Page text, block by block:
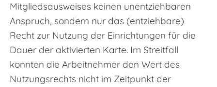
Mitgliedsausweises keinen unentziehbaren
Anspruch, sondern nur das (entziehbare)
Recht zur Nutzung der Einrichtungen für die
Dauer der aktivierten Karte. Im Streitfall
konnten die Arbeitnehmer den Wert des
Nutzungsrechts nicht im Zeitpunkt der